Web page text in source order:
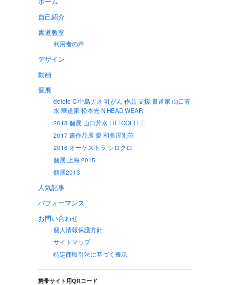
自己紹介
書道教室
利用者の声
デザイン
動画
個展
delete C 中島ナオ 乳がん 作品 支援 書道家 山口芳
水 華道家 松本光 N HEAD WEAR
2018 個展 山口芳水 LIFTCOFFEE
2017 書作品展 愛 和多屋別荘
2016 オーケストラ シロクロ
個展 上海 2015
個展2013
人気記事
パフォーマンス
お問い合わせ
個人情報保護方針
サイトマップ
特定商取引法に基づく表示
携帯サイト用QRコード